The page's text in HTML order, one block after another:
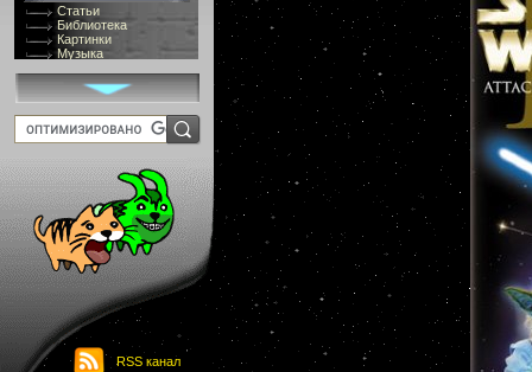
Статьи
Библиотека
Картинки
Музыка
Терминология
Костюмы
Игры
8 bit
Юмор
Картинки-приколы
Download
Links
Обмен баннерами
О проекте
Обьявления
Чат
RSS канал